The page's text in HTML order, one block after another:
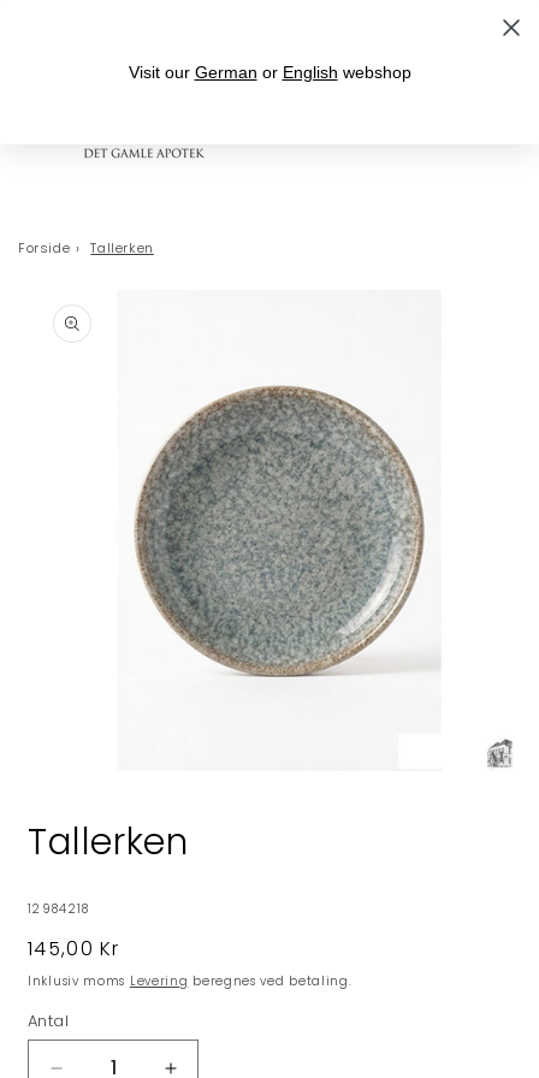
Forside › Tallerken
i
modus
Tallerken
SKU:
12984218
Normalpris
145,00 Kr
Inklusiv moms Levering beregnes ved betaling.
Antal
Visit our German or English webshop